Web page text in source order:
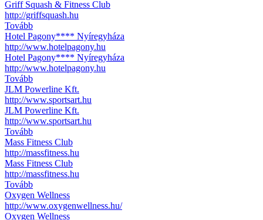
Griff Squash & Fitness Club
http://griffsquash.hu
Tovább
Hotel Pagony**** Nyíregyháza
http://www.hotelpagony.hu
Hotel Pagony**** Nyíregyháza
http://www.hotelpagony.hu
Tovább
JLM Powerline Kft.
http://www.sportsart.hu
JLM Powerline Kft.
http://www.sportsart.hu
Tovább
Mass Fitness Club
http://massfitness.hu
Mass Fitness Club
http://massfitness.hu
Tovább
Oxygen Wellness
http://www.oxygenwellness.hu/
Oxygen Wellness